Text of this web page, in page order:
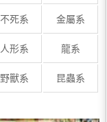
不死系 金屬系
人形系 龍系
野獸系 昆蟲系